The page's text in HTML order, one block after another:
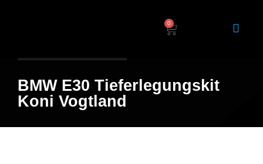
0
BMW E30 Tieferlegungskit
Koni Vogtland